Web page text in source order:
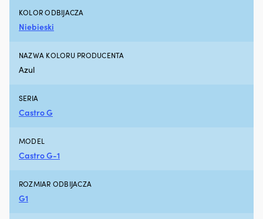
litrów
oleju
jest
zauważalny
600
kilometrach
jazdy
Liqui
Motor
Saver
KOLOR ODBIJACZA
Niebieski
NAZWA KOLORU PRODUCENTA
Azul
SERIA
Castro G
MODEL
Castro G-1
ROZMIAR ODBIJACZA
G1